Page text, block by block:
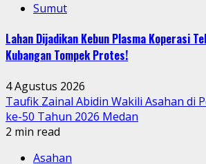
Sumut
Lahan Dijadikan Kebun Plasma Koperasi
Kubangan Tompek Protes!
4 Agustus 2026
Taufik Zainal Abidin Wakili Asahan di
ke-50 Tahun 2026 Medan
2 min read
Asahan